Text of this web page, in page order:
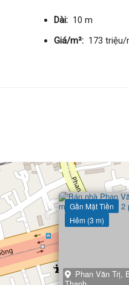
Dài: 10 m
Giá/m²: 173 triệu/
Gần Mặt Tiền
Hẻm (3 m)
Phan Văn Trị,